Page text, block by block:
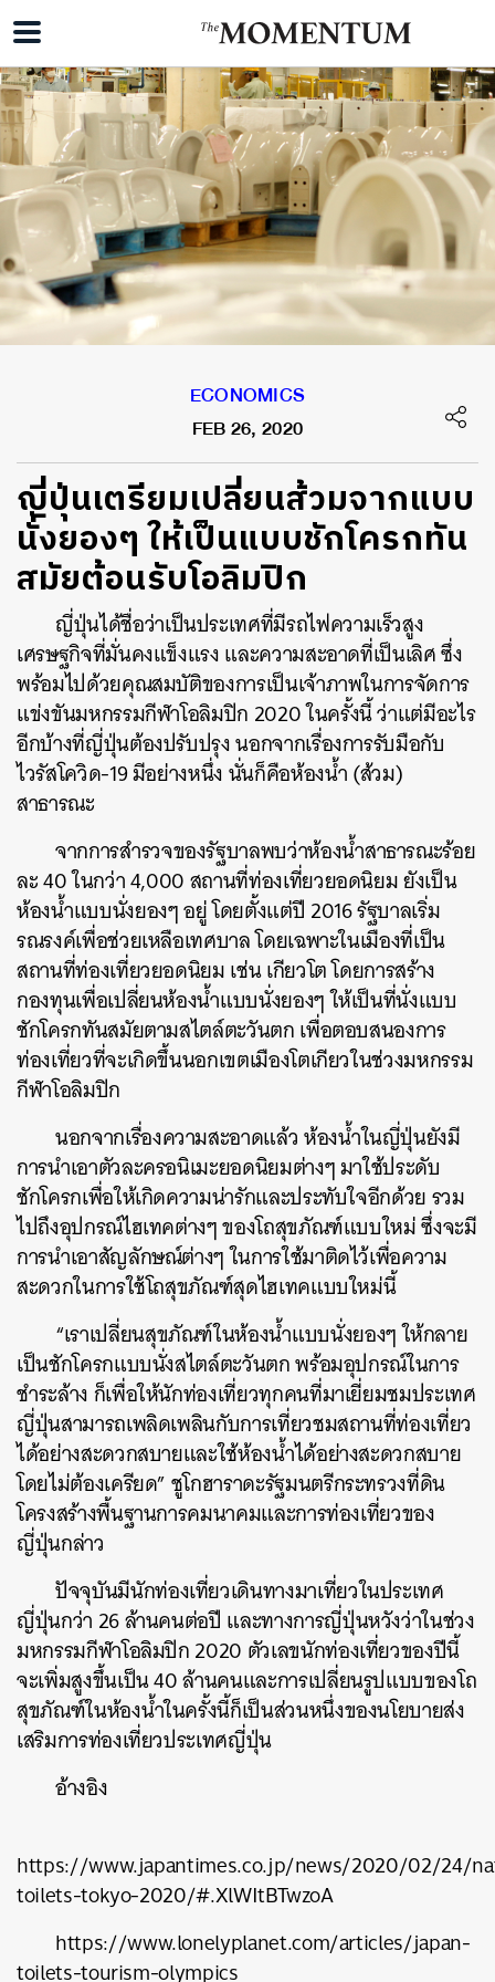
ECONOMICS
FEB 26, 2020
ญี่ปุ่นเตรียมเปลี่ยนส้วมจากแบบ
นั่งยองๆ ให้เป็นแบบชักโครกทัน
สมัยต้อนรับโอลิมปิก
ญี่ปุ่นได้ชื่อว่าเป็นประเทศที่มีรถไฟความเร็วสูง
เศรษฐกิจที่มั่นคงแข็งแรง และความสะอาดที่เป็นเลิศ ซึ่ง
พร้อมไปด้วยคุณสมบัติของการเป็นเจ้าภาพในการจัดการ
แข่งขันมหกรรมกีฬาโอลิมปิก 2020ในครั้งนี้ ว่าแต่มีอะไร
อีกบ้างที่ญี่ปุ่นต้องปรับปรุง นอกจากเรื่องการรับมือกับ
ไวรัสโควิด-19มีอย่างหนึ่ง นั่นก็คือห้องน้ำ(ส้วม)
สาธารณะ
จากการสำรวจของรัฐบาลพบว่าห้องน้ำสาธารณะร้อย
ละ40ในกว่า4,000สถานที่ท่องเที่ยวยอดนิยม ยังเป็น
ห้องน้ำแบบนั่งยองๆ อยู่ โดยตั้งแต่ปี 2016รัฐบาลเริ่ม
รณรงค์เพื่อช่วยเหลือเทศบาล โดยเฉพาะในเมืองที่เป็น
สถานที่ท่องเที่ยวยอดนิยม เช่น เกียวโต โดยการสร้าง
กองทุนเพื่อเปลี่ยนห้องน้ำแบบนั่งยองๆ ให้เป็นที่นั่งแบบ
ชักโครกทันสมัยตามสไตล์ตะวันตก เพื่อตอบสนองการ
ท่องเที่ยวที่จะเกิดขึ้นนอกเขตเมืองโตเกียวในช่วงมหกรรม
กีฬาโอลิมปิก
นอกจากเรื่องความสะอาดแล้ว ห้องน้ำในญี่ปุ่นยังมี
การนำเอาตัวละครอนิเมะยอดนิยมต่างๆ มาใช้ประดับ
ชักโครกเพื่อให้เกิดความน่ารักและประทับใจอีกด้วย รวม
ไปถึงอุปกรณ์ไฮเทคต่างๆ ของโถสุขภัณฑ์แบบใหม่ ซึ่งจะมี
การนำเอาสัญลักษณ์ต่างๆ ในการใช้มาติดไว้เพื่อความ
สะดวกในการใช้โถสุขภัณฑ์สุดไฮเทคแบบใหม่นี้
“เราเปลี่ยนสุขภัณฑ์ในห้องน้ำแบบนั่งยองๆ ให้กลาย
เป็นชักโครกแบบนั่งสไตล์ตะวันตก พร้อมอุปกรณ์ในการ
ชำระล้าง ก็เพื่อให้นักท่องเที่ยวทุกคนที่มาเยี่ยมชมประเทศ
ญี่ปุ่นสามารถเพลิดเพลินกับการเที่ยวชมสถานที่ท่องเที่ยว
ได้อย่างสะดวกสบายและใช้ห้องน้ำได้อย่างสะดวกสบาย
โดยไม่ต้องเครียด”ชูโกฮาราดะรัฐมนตรีกระทรวงที่ดิน
โครงสร้างพื้นฐานการคมนาคมและการท่องเที่ยวของ
ญี่ปุ่นกล่าว
ปัจจุบันมีนักท่องเที่ยวเดินทางมาเที่ยวในประเทศ
ญี่ปุ่นกว่า 26ล้านคนต่อปี และทางการญี่ปุ่นหวังว่าในช่วง
มหกรรมกีฬาโอลิมปิก2020 ตัวเลขนักท่องเที่ยวของปีนี้
จะเพิ่มสูงขึ้นเป็น40ล้านคนและการเปลี่ยนรูปแบบของโถ
สุขภัณฑ์ในห้องน้ำในครั้งนี้ก็เป็นส่วนหนึ่งของนโยบายส่ง
เสริมการท่องเที่ยวประเทศญี่ปุ่น
อ้างอิง
https://www.japantimes.co.jp/news/2020/02/24/
toilets-tokyo-2020/#.XlWItBTwzoA
https://www.lonelyplanet.com/articles/japan-
toilets-tourism-olympics